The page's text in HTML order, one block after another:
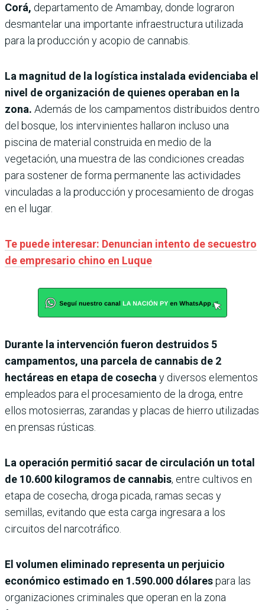
Corá, departamento de Amambay, donde lograron
desmantelar una importante infraestructura utilizada
para la producción y acopio de cannabis.
La magnitud de la logística instalada evidenciaba el
nivel de organización de quienes operaban en la
zona. Además de los campamentos distribuidos dentro
del bosque, los intervinientes hallaron incluso una
piscina de material construida en medio de la
vegetación, una muestra de las condiciones creadas
para sostener de forma permanente las actividades
vinculadas a la producción y procesamiento de drogas
en el lugar.
Te puede interesar: Denuncian intento de secuestro
de empresario chino en Luque
Durante la intervención fueron destruidos 5
campamentos, una parcela de cannabis de 2
hectáreas en etapa de cosecha y diversos elementos
empleados para el procesamiento de la droga, entre
ellos motosierras, zarandas y placas de hierro utilizadas
en prensas rústicas.
La operación permitió sacar de circulación un total
de 10.600 kilogramos de cannabis, entre cultivos en
etapa de cosecha, droga picada, ramas secas y
semillas, evitando que esta carga ingresara a los
circuitos del narcotráfico.
El volumen eliminado representa un perjuicio
económico estimado en 1.590.000 dólarespara las
organizaciones criminales que operan en la zona